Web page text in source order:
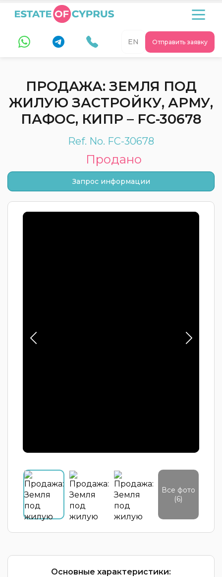
Отправить заявку
EN
ПРОДАЖА: ЗЕМЛЯ ПОД
ЖИЛУЮ ЗАСТРОЙКУ, АРМУ,
ПАФОС, КИПР – FC-30678
Ref. No. FC-30678
Продано
Запрос информации
Все фото
(6)
Основные характеристики: